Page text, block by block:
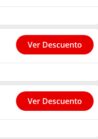
Ver Descuento
Ver Descuento